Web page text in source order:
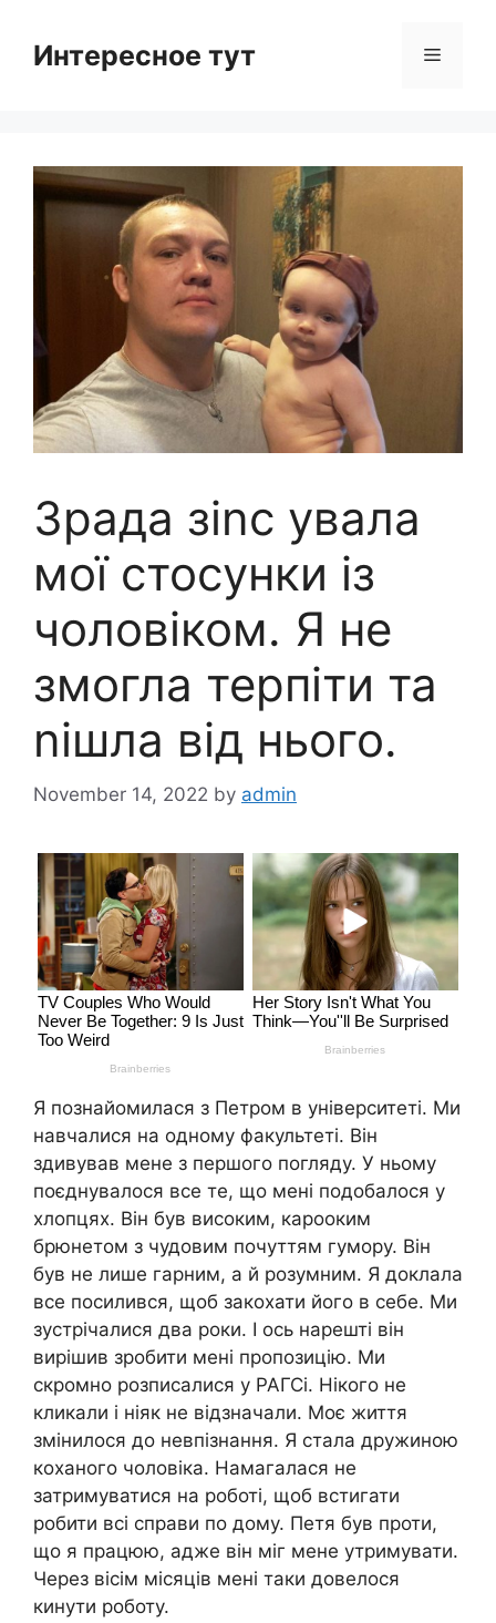
contentИнтересное тут Menu
Зpада зіnс увала
мої стосунки із
чоловіком. Я не
змогла терпіти та
nішла від нього.
November 14, 2022 by admin
Я познайомилася з Петром в університеті. Ми
навчалися на одному факультеті. Він
здивував мене з першого погляду. У ньому
поєднувалося все те, що мені подобалося у
хлопцях. Він був високим, карооким
брюнетом з чудовим почуттям гумору. Він
був не лише гарним, а й розумним. Я доклала
все посилився, щоб закохати його в себе. Ми
зустрічалися два роки. І ось нарешті він
вирішив зробити мені пропозицію. Ми
скромно розписалися у РАГСі. Нікого не
кликали і ніяк не відзначали. Моє життя
змінилося до невпізнання. Я стала дружиною
коханого чоловіка. Намагалася не
затримуватися на роботі, щоб встигати
робити всі справи по дому. Петя був проти,
що я працюю, адже він міг мене утримувати.
Через вісім місяців мені таки довелося
кинути роботу.